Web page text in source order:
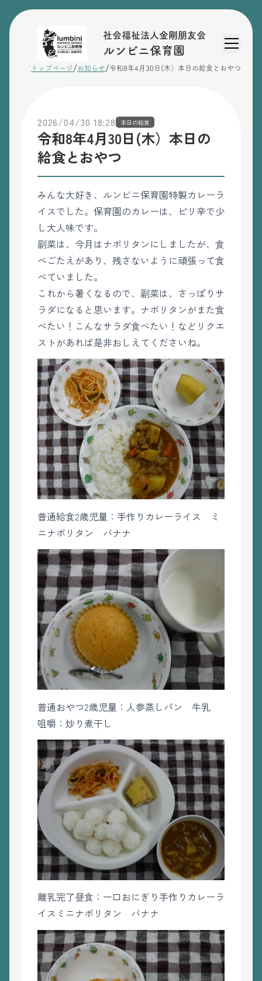
社会福祉法人金剛朋友会
ルンビニ保育園
トップページ/ お知らせ/令和8年4月30日(木）本日の給食とおやつ
2026/04/30 18:28 本日の給食
令和8年4月30日(木）本日の
給食とおやつ
みんな大好き、ルンビニ保育園特製カレーラ
イスでした。保育園のカレーは、ピリ辛で少
し大人味です。
副菜は、今月はナポリタンにしましたが、食
べごたえがあり、残さないように頑張って食
べていました。
これから暑くなるので、副菜は、さっぱりサ
ラダになると思います。ナポリタンがまた食
べたい！こんなサラダ食べたい！などリクエ
ストがあれば是非おしえてくださいね。
普通給食2歳児量：手作りカレーライス ミ
ニナポリタン バナナ
普通おやつ2歳児量：人参蒸しパン 牛乳
咀嚼：炒り煮干し
離乳完了昼食：一口おにぎり手作りカレーラ
イスミニナポリタン バナナ